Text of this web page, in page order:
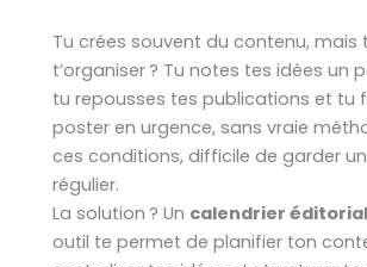
Tu crées souvent du contenu, mais
t’organiser ? Tu notes tes idées un
tu repousses tes publications et tu
poster en urgence, sans vraie
ces conditions, difficile de garder
régulier.
La solution ? Un calendrier
outil te permet de planifier ton